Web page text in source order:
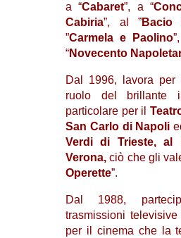
a “Cabaret”, a “
Cabiria”, al ”Bacio
”Carmela e Paolino
“Novecento
Dal 1996, lavora
ruolo del brillante
particolare per il
San Carlo di Napoli
Verdi di Trieste, al
Verona, ciò che gli
Operette”.
Dal 1988,
trasmissioni
per il cinema che la